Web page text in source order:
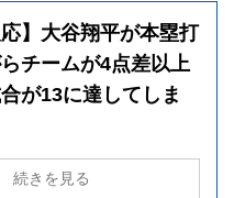
応】大谷翔平が本塁打
チームが4点差以上
が13に達してしま
続きを見る